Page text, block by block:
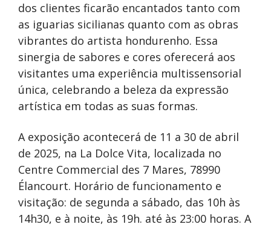
dos clientes ficarão encantados tanto com
as iguarias sicilianas quanto com as obras
vibrantes do artista hondurenho. Essa
sinergia de sabores e cores oferecerá aos
visitantes uma experiência multissensorial
única, celebrando a beleza da expressão
artística em todas as suas formas.
A exposição acontecerá de 11 a 30 de abril
de 2025, na La Dolce Vita, localizada no
Centre Commercial des 7 Mares, 78990
Élancourt. Horário de funcionamento e
visitação: de segunda a sábado, das 10h às
14h30, e à noite, às 19h. até às 23:00 horas. A